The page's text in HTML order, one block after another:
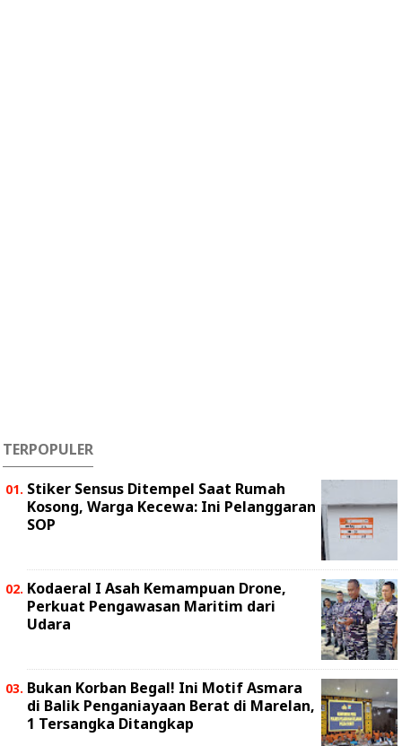
TERPOPULER
Stiker Sensus Ditempel Saat Rumah
Kosong, Warga Kecewa: Ini Pelanggaran
SOP
Kodaeral I Asah Kemampuan Drone,
Perkuat Pengawasan Maritim dari
Udara
Bukan Korban Begal! Ini Motif Asmara
di Balik Penganiayaan Berat di Marelan,
1 Tersangka Ditangkap